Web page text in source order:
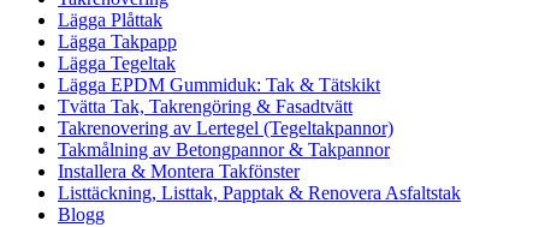
Lägga Plåttak
Lägga Takpapp
Lägga Tegeltak
Lägga EPDM Gummiduk: Tak & Tätskikt
Tvätta Tak, Takrengöring & Fasadtvätt
Takrenovering av Lertegel (Tegeltakpannor)
Takmålning av Betongpannor & Takpannor
Installera & Montera Takfönster
Listtäckning, Listtak, Papptak & Renovera Asfaltstak
Blogg